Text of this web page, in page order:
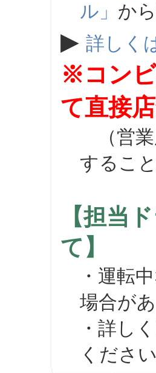
ル」 か
▶ 詳しく
※コン
て直接
（営業
するこ
【担当
て】
・運転中
場合が
・詳しく
ください